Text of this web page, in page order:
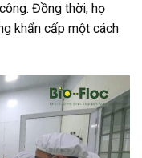
Đồng thời, họ
khẩn cấp một cách